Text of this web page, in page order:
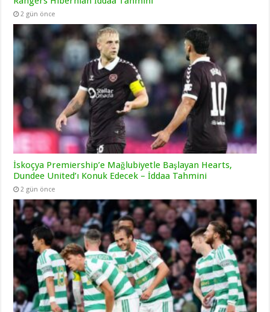
2 gün önce
İskoçya Premiership’e Mağlubiyetle Başlayan Hearts,
Dundee United’ı Konuk Edecek – İddaa Tahmini
2 gün önce